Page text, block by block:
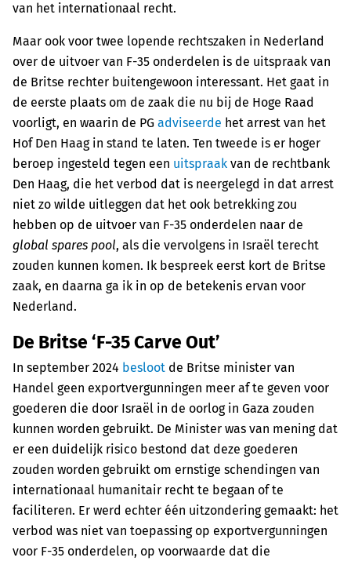
van het internationaal recht.
Maar ook voor twee lopende rechtszaken in Nederland
over de uitvoer van F-35 onderdelen is de uitspraak van
de Britse rechter buitengewoon interessant. Het gaat in
de eerste plaats om de zaak die nu bij de Hoge Raad
voorligt, en waarin de PG adviseerde het arrest van het
Hof Den Haag in stand te laten. Ten tweede is er hoger
beroep ingesteld tegen een uitspraak van de rechtbank
Den Haag, die het verbod dat is neergelegd in dat arrest
niet zo wilde uitleggen dat het ook betrekking zou
hebben op de uitvoer van F-35 onderdelen naar de
global spares pool, als die vervolgens in Israël terecht
zouden kunnen komen. Ik bespreek eerst kort de Britse
zaak, en daarna ga ik in op de betekenis ervan voor
Nederland.
De Britse ‘F-35 Carve Out’
In september 2024 besloot de Britse minister van
Handel geen exportvergunningen meer af te geven voor
goederen die door Israël in de oorlog in Gaza zouden
kunnen worden gebruikt. De Minister was van mening dat
er een duidelijk risico bestond dat deze goederen
zouden worden gebruikt om ernstige schendingen van
internationaal humanitair recht te begaan of te
faciliteren. Er werd echter één uitzondering gemaakt: het
verbod was niet van toepassing op exportvergunningen
voor F-35 onderdelen, op voorwaarde dat die